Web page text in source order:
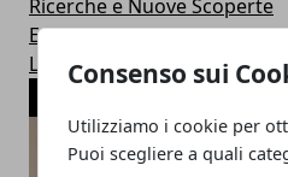
Consenso sui
Utilizziamo i cookie per
Puoi scegliere a quali
Ricerche e Nuove Scoperte
Esteri
Lotterie ed Estrazioni